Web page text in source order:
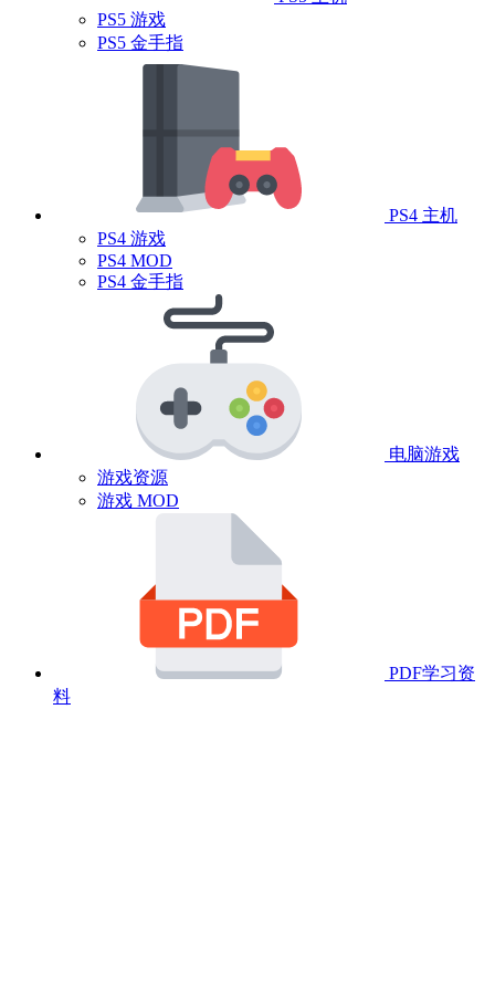
PS5 游戏
PS5 金手指
PS4 主机
PS4 游戏
PS4 MOD
PS4 金手指
电脑游戏
游戏资源
游戏 MOD
PDF学习资
料